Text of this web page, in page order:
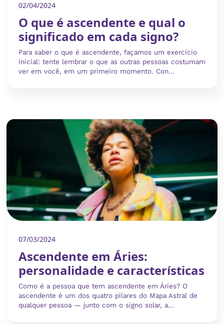
02/04/2024
O que é ascendente e qual o
significado em cada signo?
Para saber o que é ascendente, façamos um exercício
inicial: tente lembrar o que as outras pessoas costumam
ver em você, em um primeiro momento. Con...
07/03/2024
Ascendente em Áries:
personalidade e características
Como é a pessoa que tem ascendente em Áries? O
ascendente é um dos quatro pilares do Mapa Astral de
qualquer pessoa — junto com o signo solar, a...